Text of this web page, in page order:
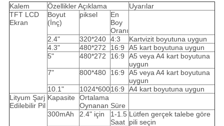
Kalem
Özellikler Açıklama
Uyarılar
TFT LCD
Ekran
Boyut
(İnç)
piksel
En
Boy
Oranı
2.4"
320*240 4:3
Kartvizit boyutuna uygun
4.3"
480*272 16:9
A5 kart boyutuna uygun
5"
480*272 16:9
A5 veya A4 kart boyutuna
uygun
7"
800*480 16:9
A5 veya A4 kart boyutuna
uygun
10.1"
1024*60016:9
A4 kart boyutuna uygun
Lityum Şarj
Edilebilir Pil
Kapasite
Ortalama
Oynanan Süre
300mAh
2.4" için
1-1.5
Saat
Lütfen gerçek talebe göre
pili seçin